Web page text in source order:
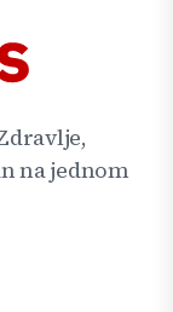
na jednom